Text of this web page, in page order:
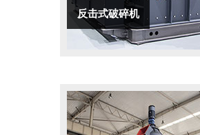
反击式破碎机